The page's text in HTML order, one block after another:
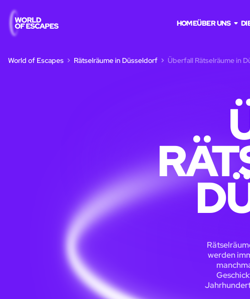
HOMEÜBER UNS
World of Escapes Rätselräume in Düsseldorf Überfall Rätselräume in
werden